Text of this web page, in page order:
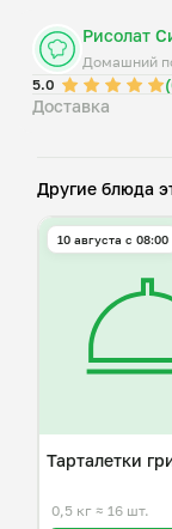
Рисолат
Домашний
5.0
Доставка
Другие блюда
10 августа с 08:00
Тарталетки
0,5 кг ≈ 16 шт.